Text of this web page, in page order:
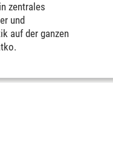
zentrales
und
auf der ganzen